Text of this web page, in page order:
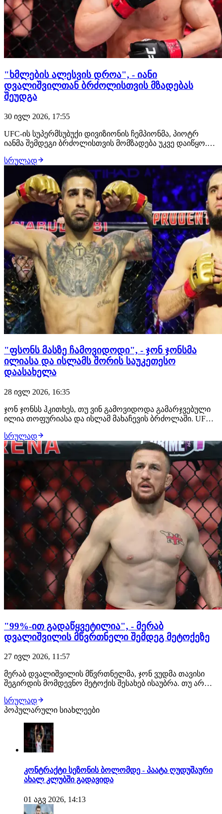
"ხმლების ალესვის დროა", - იანი
დვალიშვილთან ბრძოლისთვის მზადებას
შეუდგა
30 ივლ 2026, 17:55
UFC-ის სუპერმსუბუქი დივიზიონის ჩემპიონმა, პიოტრ
იანმა შემდეგი ბრძოლისთვის მომზადება უკვე დაიწყო.
დროა", რომელშიც რუსი მებრძოლი სტრაიკინგში
ვარჯიშობს. გადაწყვეტილია, რომ მისი მოწინააღმდეგე
მერაბ დვალიშვილი იქნება. ბრძოლა შედგება 24 ო…
სრულად
"ფსონს მასზე ჩამოვიდოდი", - ჯონ ჯონსმა
ილიასა და ისლამს შორის საუკეთესო
დაასახელა
28 ივლ 2026, 16:35
ჯონ ჯონსს ჰკითხეს, თუ ვინ გამოვიდოდა გამარჯვებული
ილია თოფურიასა და ისლამ მახაჩევის ბრძოლაში. UFC-
ქართველი მებრძოლის სასარგებლოდ და მის ძლიერ
მხარედ დგომში ჩხუბი დაასახელა. "ფსონის დადება რომ
მომიწიოს, ამას თოფურიას სასარგებლოდ გავაკეთებ…
სრულად
"99%-ით გადაწყვეტილია", - მერაბ
დვალიშვილის მწვრთნელი შემდეგ მეტოქეზე
27 ივლ 2026, 11:57
მერაბ დვალიშვილის მწვრთნელმა, ჯონ ვუდმა თავისი
შეგირდის მომდევნო მეტოქის შესახებ ისაუბრა. თუ არ
მებრძოლის შემდეგი მოწინააღმდეგე კვლავ პიოტრ იანი
იქნება. შეგახსენებთ, ეს მათი მე-3 ჩხუბი გამოვა. "თუ იანის
მხრიდან რაიმე არ შეიცვალა, დვალიშვილი…
სრულად
პოპულარული სიახლეები
კონტრაქტი სეზონის ბოლომდე - პაატა ღუდუშაური
ახალ კლუბში გადავიდა
01 აგვ 2026, 14:13